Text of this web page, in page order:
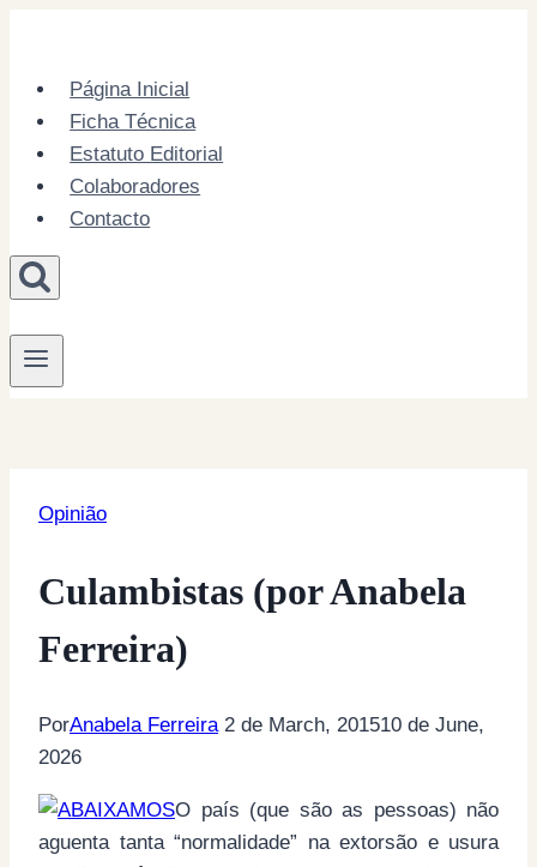
contentPágina Inicial
Ficha Técnica
Estatuto Editorial
Colaboradores
Contacto
Opinião
Culambistas (por Anabela
Ferreira)
PorAnabela Ferreira 2 de March, 201510 de June,
2026
O país (que são as pessoas) não
aguenta tanta “normalidade” na extorsão e usura